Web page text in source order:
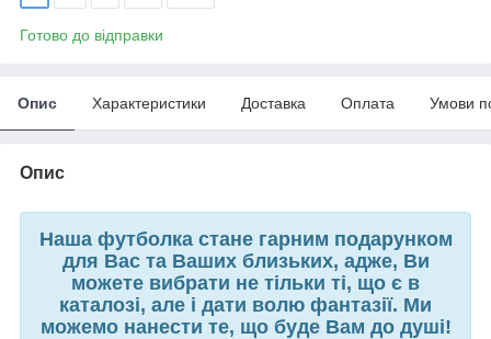
Готово до відправки
Опис Характеристики Доставка Оплата Умови
Опис
Наша футболка стане гарним подарунком
для Вас та Ваших близьких, адже, Ви
можете вибрати не тільки ті, що є в
каталозі, але і дати волю фантазії. Ми
можемо нанести те, що буде Вам до душі!